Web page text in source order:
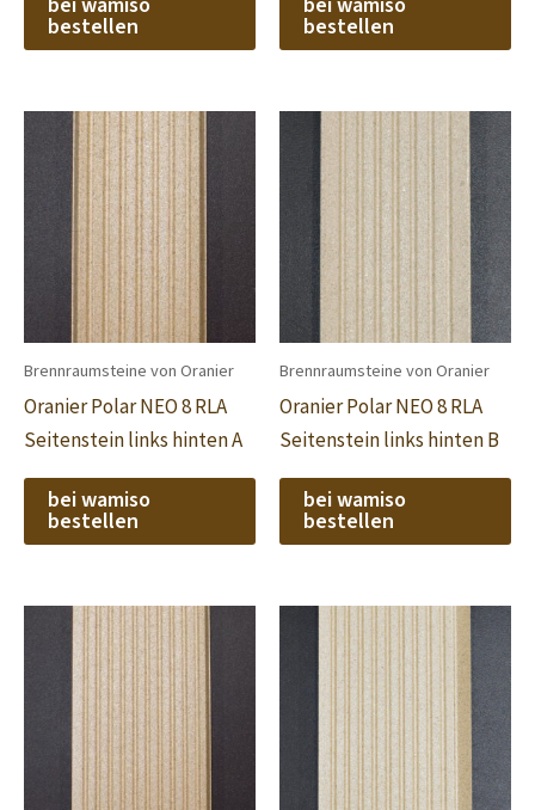
bestellen bestellen
Brennraumsteine von Oranier
Oranier Polar NEO 8 RLA
Seitenstein links hinten A
bei wamiso
bestellen
Brennraumsteine von Oranier
Oranier Polar NEO 8 RLA
Seitenstein links hinten B
bei wamiso
bestellen